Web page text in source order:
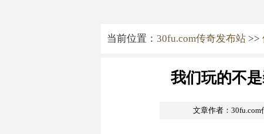
当前位置： 30fu.com传奇发布站 >>
我们玩的不
文章作者：30fu.com